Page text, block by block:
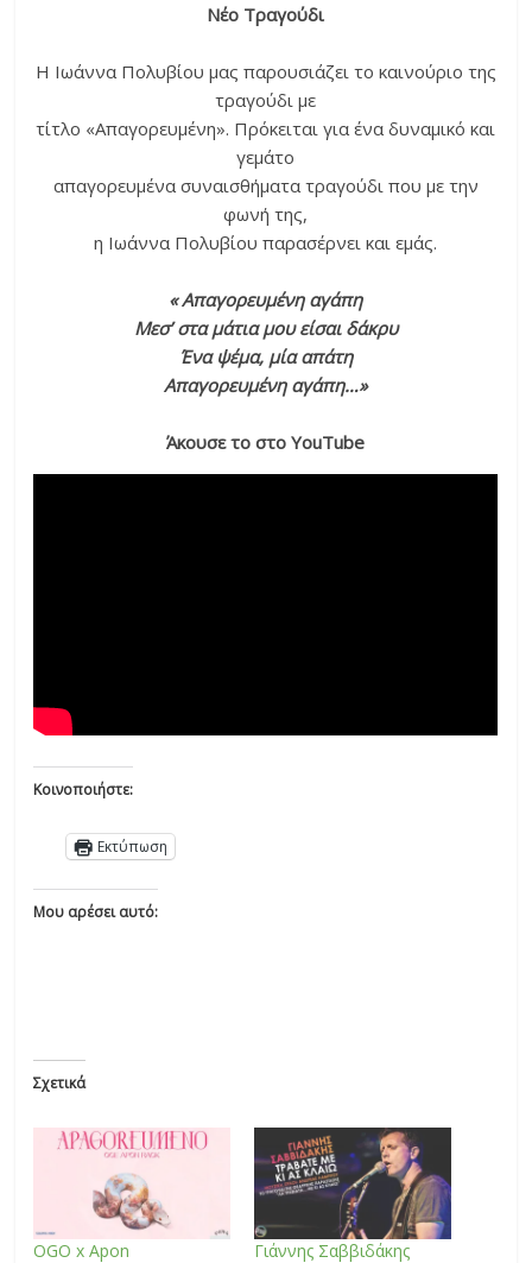
Νέο Τραγούδι
Η Ιωάννα Πολυβίου μας παρουσιάζει το καινούριο της
τραγούδι με
τίτλο «Απαγορευμένη». Πρόκειται για ένα δυναμικό και
γεμάτο
απαγορευμένα συναισθήματα τραγούδι που με την
φωνή της,
η Ιωάννα Πολυβίου παρασέρνει και εμάς.
« Απαγορευμένη αγάπη
Μεσ’ στα μάτια μου είσαι δάκρυ
Ένα ψέμα, μία απάτη
Απαγορευμένη αγάπη…»
Άκουσε το στο YouTube
Κοινοποιήστε:
Εκτύπωση
Μου αρέσει αυτό:
Σχετικά
OGO x Apon
Γιάννης Σαββιδάκης